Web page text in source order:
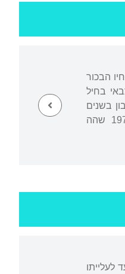
הבכור
בחיל
בשנים
1968-1966 וסיימם באוניברסיטה העברית. נושאה של עבודת הדוקטור: "הבית והמשפחה בטרגדיה של אייסכילוס". ב-1975 שהה
לעלייתו